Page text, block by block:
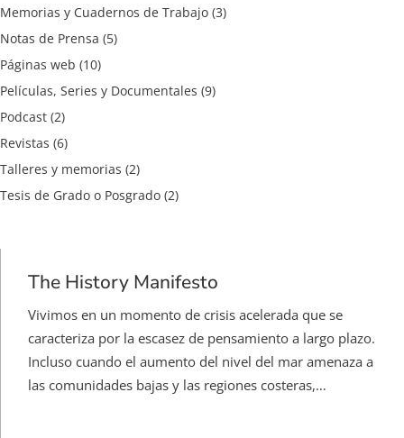
Memorias y Cuadernos de Trabajo (3)
Notas de Prensa (5)
Páginas web (10)
Películas, Series y Documentales (9)
Podcast (2)
Revistas (6)
Talleres y memorias (2)
Tesis de Grado o Posgrado (2)
The History Manifesto
Vivimos en un momento de crisis acelerada que se
caracteriza por la escasez de pensamiento a largo plazo.
Incluso cuando el aumento del nivel del mar amenaza a
las comunidades bajas y las regiones costeras,…